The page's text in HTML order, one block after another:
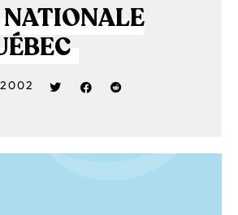
NATIONALE